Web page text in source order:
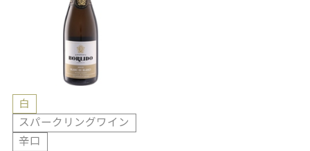
白
スパークリングワイン
辛口